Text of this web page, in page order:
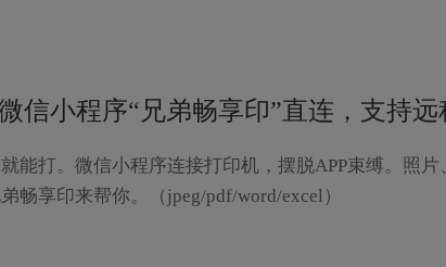
信小程序“兄弟畅享印”直连，支持远
能打。微信小程序连接打印机，摆脱APP束缚。照片
畅享印来帮你。（jpeg/pdf/word/excel）